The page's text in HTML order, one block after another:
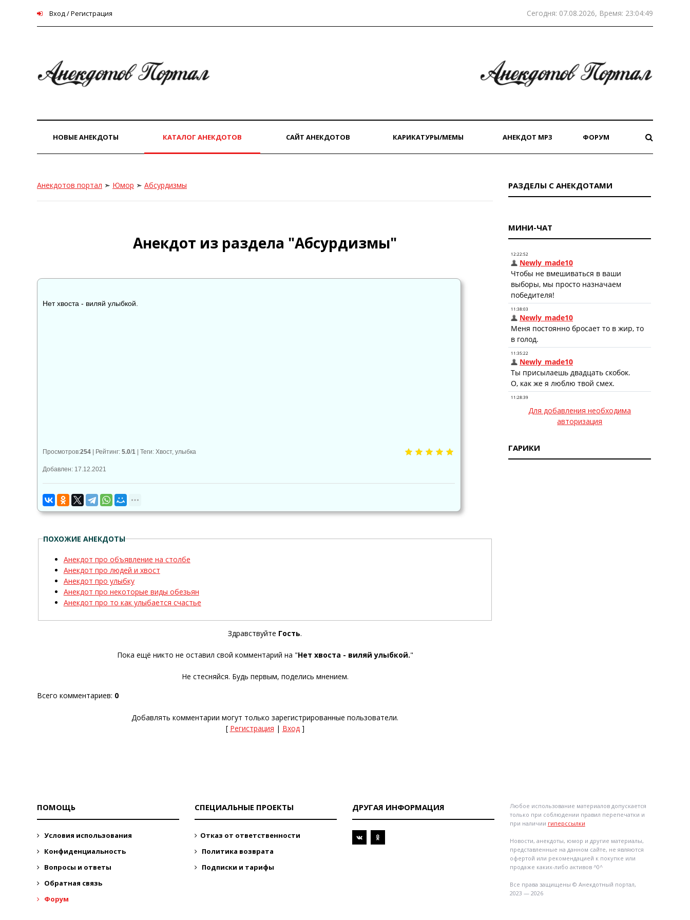
Вход / Регистрация Сегодня: 07.08.2026, Время: 23:04:49
НОВЫЕ АНЕКДОТЫ КАТАЛОГ АНЕКДОТОВ САЙТ АНЕКДОТОВ КАРИКАТУРЫ/МЕМЫ АНЕКДОТ MP3 ФОРУМ
Анекдотов портал ➣ Юмор ➣ Абсурдизмы
Анекдот из раздела "Абсурдизмы"
Нет хвоста - виляй улыбкой.
Просмотров:254 | Рейтинг: 5.0/1 | Теги: Хвост, улыбка
Добавлен: 17.12.2021
ПОХОЖИЕ АНЕКДОТЫ
Анекдот про объявление на столбе
Анекдот про людей и хвост
Анекдот про улыбку
Анекдот про некоторые виды обезьян
Анекдот про то как улыбается счастье
Здравствуйте Гость.
Пока ещё никто не оставил свой комментарий на "Нет хвоста - виляй улыбкой."
Не стесняйся. Будь первым, поделись мнением.
Всего комментариев: 0
Добавлять комментарии могут только зарегистрированные пользователи.
[ Регистрация | Вход]
РАЗДЕЛЫ С АНЕКДОТАМИ
МИНИ-ЧАТ
Для добавления необходима
авторизация
ГАРИКИ
ПОМОЩЬ
Условия использования
Конфиденциальность
Вопросы и ответы
Обратная связь
Форум
СПЕЦИАЛЬНЫЕ ПРОЕКТЫ
Отказ от ответственности
Политика возврата
Подписки и тарифы
ДРУГАЯ ИНФОРМАЦИЯ
Любое использование материалов допускается
только при соблюдении правил перепечатки и
при наличии гиперссылки
Новости, анекдоты, юмор и другие материалы,
представленные на данном сайте, не являются
офертой или рекомендацией к покупке или
продаже каких-либо активов ^0^
Все права защищены © Анекдотный портал,
2023 — 2026